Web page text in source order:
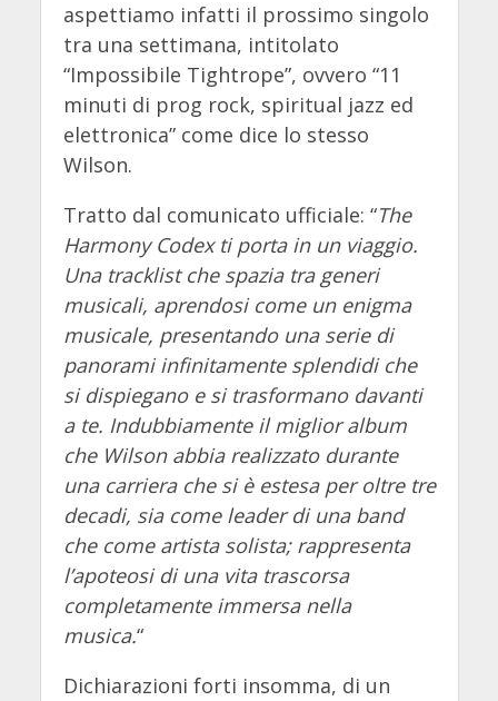
aspettiamo infatti il prossimo singolo
tra una settimana, intitolato
“Impossibile Tightrope”, ovvero “11
minuti di prog rock, spiritual jazz ed
elettronica” come dice lo stesso
Wilson.
Tratto dal comunicato ufficiale: “The
Harmony Codex ti porta in un viaggio.
Una tracklist che spazia tra generi
musicali, aprendosi come un enigma
musicale, presentando una serie di
panorami infinitamente splendidi che
si dispiegano e si trasformano davanti
a te. Indubbiamente il miglior album
che Wilson abbia realizzato durante
una carriera che si è estesa per oltre tre
decadi, sia come leader di una band
che come artista solista; rappresenta
l’apoteosi di una vita trascorsa
completamente immersa nella
musica.“
Dichiarazioni forti insomma, di un